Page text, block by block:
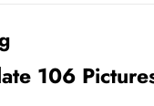
106